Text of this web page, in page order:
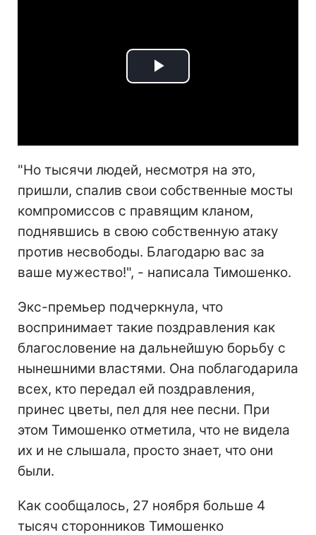
Play
"Но тысячи людей, несмотря на это,
пришли, спалив свои собственные мосты
компромиссов с правящим кланом,
поднявшись в свою собственную атаку
против несвободы. Благодарю вас за
ваше мужество!", - написала Тимошенко.
Экс-премьер подчеркнула, что
воспринимает такие поздравления как
благословение на дальнейшую борьбу с
нынешними властями. Она поблагодарила
всех, кто передал ей поздравления,
принес цветы, пел для нее песни. При
этом Тимошенко отметила, что не видела
их и не слышала, просто знает, что они
были.
Как сообщалось, 27 ноября больше 4
тысяч сторонников Тимошенко